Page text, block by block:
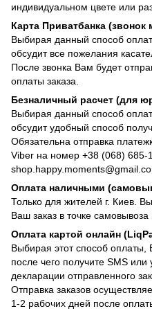
индивидуальном цвете или
Карта Приватбанка (звонок
Выбирая данный способ
обсудит все пожелания
После звонка Вам будет
оплаты заказа.
Безналичный расчет (для
Выбирая данный способ
обсудит удобный способ
Обязательна отправка
Viber на номер +38 (068) 685-
Оплата наличными
Только для жителей г. Киев.
Ваш заказ в точке
Оплата картой онлайн
Выбирая этот способ оплаты,
после чего получите SMS
декларации отправленного
Отправка заказов
1-2 рабочих дней после